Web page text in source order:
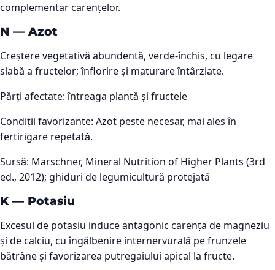
complementar carențelor.
N — Azot
Creștere vegetativă abundentă, verde-închis, cu legare
slabă a fructelor; înflorire și maturare întârziate.
Părți afectate: întreaga plantă și fructele
Condiții favorizante: Azot peste necesar, mai ales în
fertirigare repetată.
Sursă: Marschner, Mineral Nutrition of Higher Plants (3rd
ed., 2012); ghiduri de legumicultură protejată
K — Potasiu
Excesul de potasiu induce antagonic carența de magneziu
și de calciu, cu îngălbenire internervurală pe frunzele
bătrâne și favorizarea putregaiului apical la fructe.